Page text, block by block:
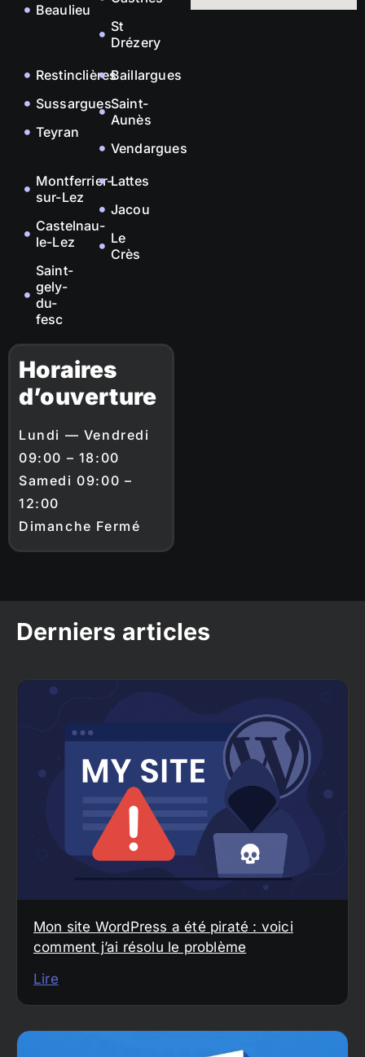
Beaulieu
St
Drézery
Restinclières
Sussargues
Teyran
Baillargues
Saint-
Aunès
Vendargues
Montferrier-
sur-Lez
Castelnau-
le-Lez
Saint-
gely-
du-
fesc
Lattes
Jacou
Le
Crès
Horaires
d’ouverture
Lundi — Vendredi
09:00 – 18:00
Samedi 09:00 –
12:00
Dimanche Fermé
Derniers articles
Mon site WordPress a été piraté : voici
comment j’ai résolu le problème
Lire